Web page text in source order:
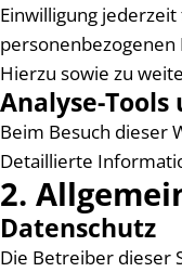
Einwilligung
Hierzu sowie zu
Analyse-
Beim Besuch dieser
Detaillierte
2.
Datenschutz
Die Betreiber dieser